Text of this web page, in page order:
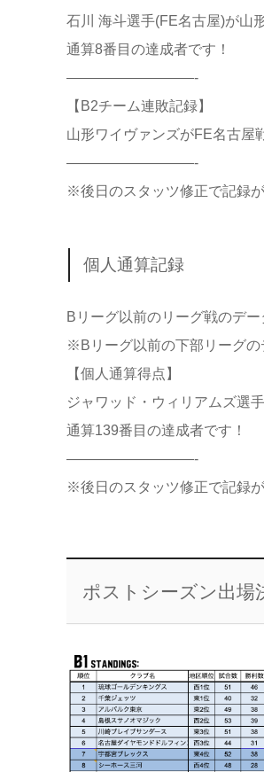
石川 海斗選手(FE名古屋)が山
通算8番目の達成者です！
—————————-
【B2チーム連敗記録】
山形ワイヴァンズがFE名古屋
—————————-
※後日のスタッツ修正で記録
個人通算記録
Bリーグ以前のリーグ戦のデ
※Bリーグ以前の下部リーグ
【個人通算得点】
ジャワッド・ウィリアムズ選
通算139番目の達成者です！
—————————-
※後日のスタッツ修正で記録
ポストシーズン出場